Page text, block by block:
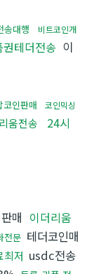
송대행
비트코인개
테더전송 이
코인판매 코인믹싱
움전송
24시
매 이더리움
전문 테더코인매
최저 usdc전송